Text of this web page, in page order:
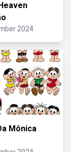
2024
Mônica